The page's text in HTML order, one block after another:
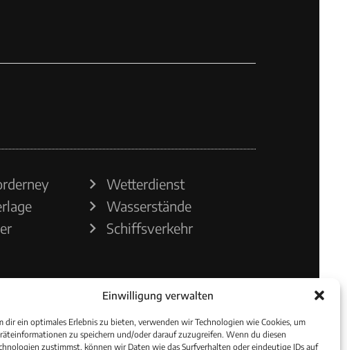
Einwilligung verwalten
dir ein optimales Erlebnis zu bieten, verwenden wir Technologien wie Cookies, um
zu speichern und/oder darauf zuzugreifen. Wenn du diesen
zustimmst, können wir Daten wie das Surfverhalten oder eindeutige IDs auf
Wetterdienst
Wasserstände
Schiffsverkehr